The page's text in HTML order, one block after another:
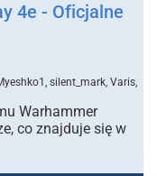
4e - Oficjalne
silent_mark, Varis,
Warhammer
co znajduje się w